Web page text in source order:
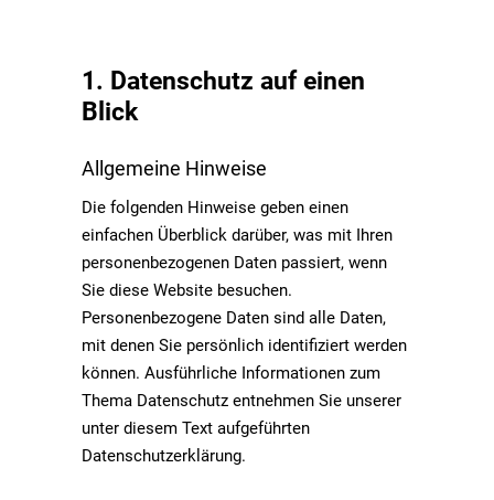
1. Datenschutz auf einen
Blick
Allgemeine Hinweise
Die folgenden Hinweise geben einen
einfachen Überblick darüber, was mit Ihren
personenbezogenen Daten passiert, wenn
Sie diese Website besuchen.
Personenbezogene Daten sind alle Daten,
mit denen Sie persönlich identifiziert werden
können. Ausführliche Informationen zum
Thema Datenschutz entnehmen Sie unserer
unter diesem Text aufgeführten
Datenschutzerklärung.